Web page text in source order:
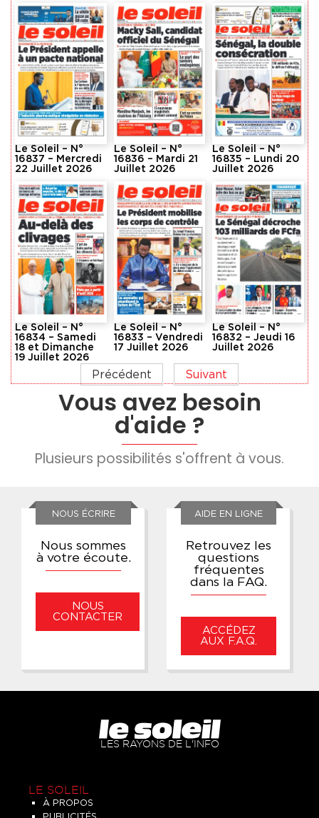
Le Soleil – N°
16837 – Mercredi
22 Juillet 2026
Le Soleil – N°
16836 – Mardi 21
Juillet 2026
Le Soleil – N°
16835 – Lundi 20
Juillet 2026
Le Soleil – N°
16834 – Samedi
18 et Dimanche
19 Juillet 2026
Le Soleil – N°
16833 – Vendredi
17 Juillet 2026
Le Soleil – N°
16832 – Jeudi 16
Juillet 2026
Précédent Suivant
Vous avez besoin
d'aide ?
Plusieurs possibilités s'offrent à vous.
NOUS ÉCRIRE
Nous sommes
à votre écoute.
NOUS
CONTACTER
AIDE EN LIGNE
Retrouvez les
questions
fréquentes
dans la FAQ.
ACCÉDEZ
AUX F.A.Q.
LES RAYONS DE L'INFO
LE SOLEIL
À PROPOS